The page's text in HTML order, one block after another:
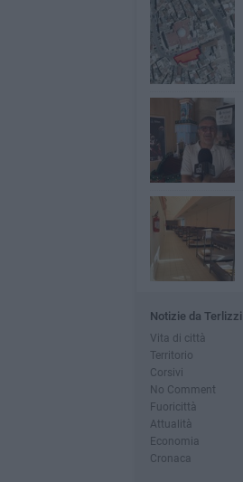
Notizie da Terlizzi
Vita di città
Territorio
Corsivi
No Comment
Fuoricittà
Attualità
Economia
Cronaca